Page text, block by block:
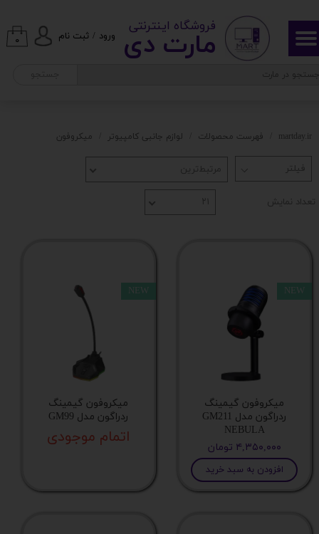
ورود / ثبت نام
حساب کاربری من
تغییر گذر واژه
خروج از حساب کاربری
۰ مارت دی​​​​​​
​ ​فروشگاه اینترنتی
martday.ir فهرست محصولات لوازم جانبی کامپیوتر میکروفون
مرتبط‌ترین
تعداد نمایش ۲۱
میکروفون گیمینگ
ردراگون مدل GM211
NEBULA
۴,۳۵۰,۰۰۰ تومان
افزودن به سبد خرید
NEW
میکروفون گیمینگ
ردراگون مدل GM99
اتمام موجودی
NEW